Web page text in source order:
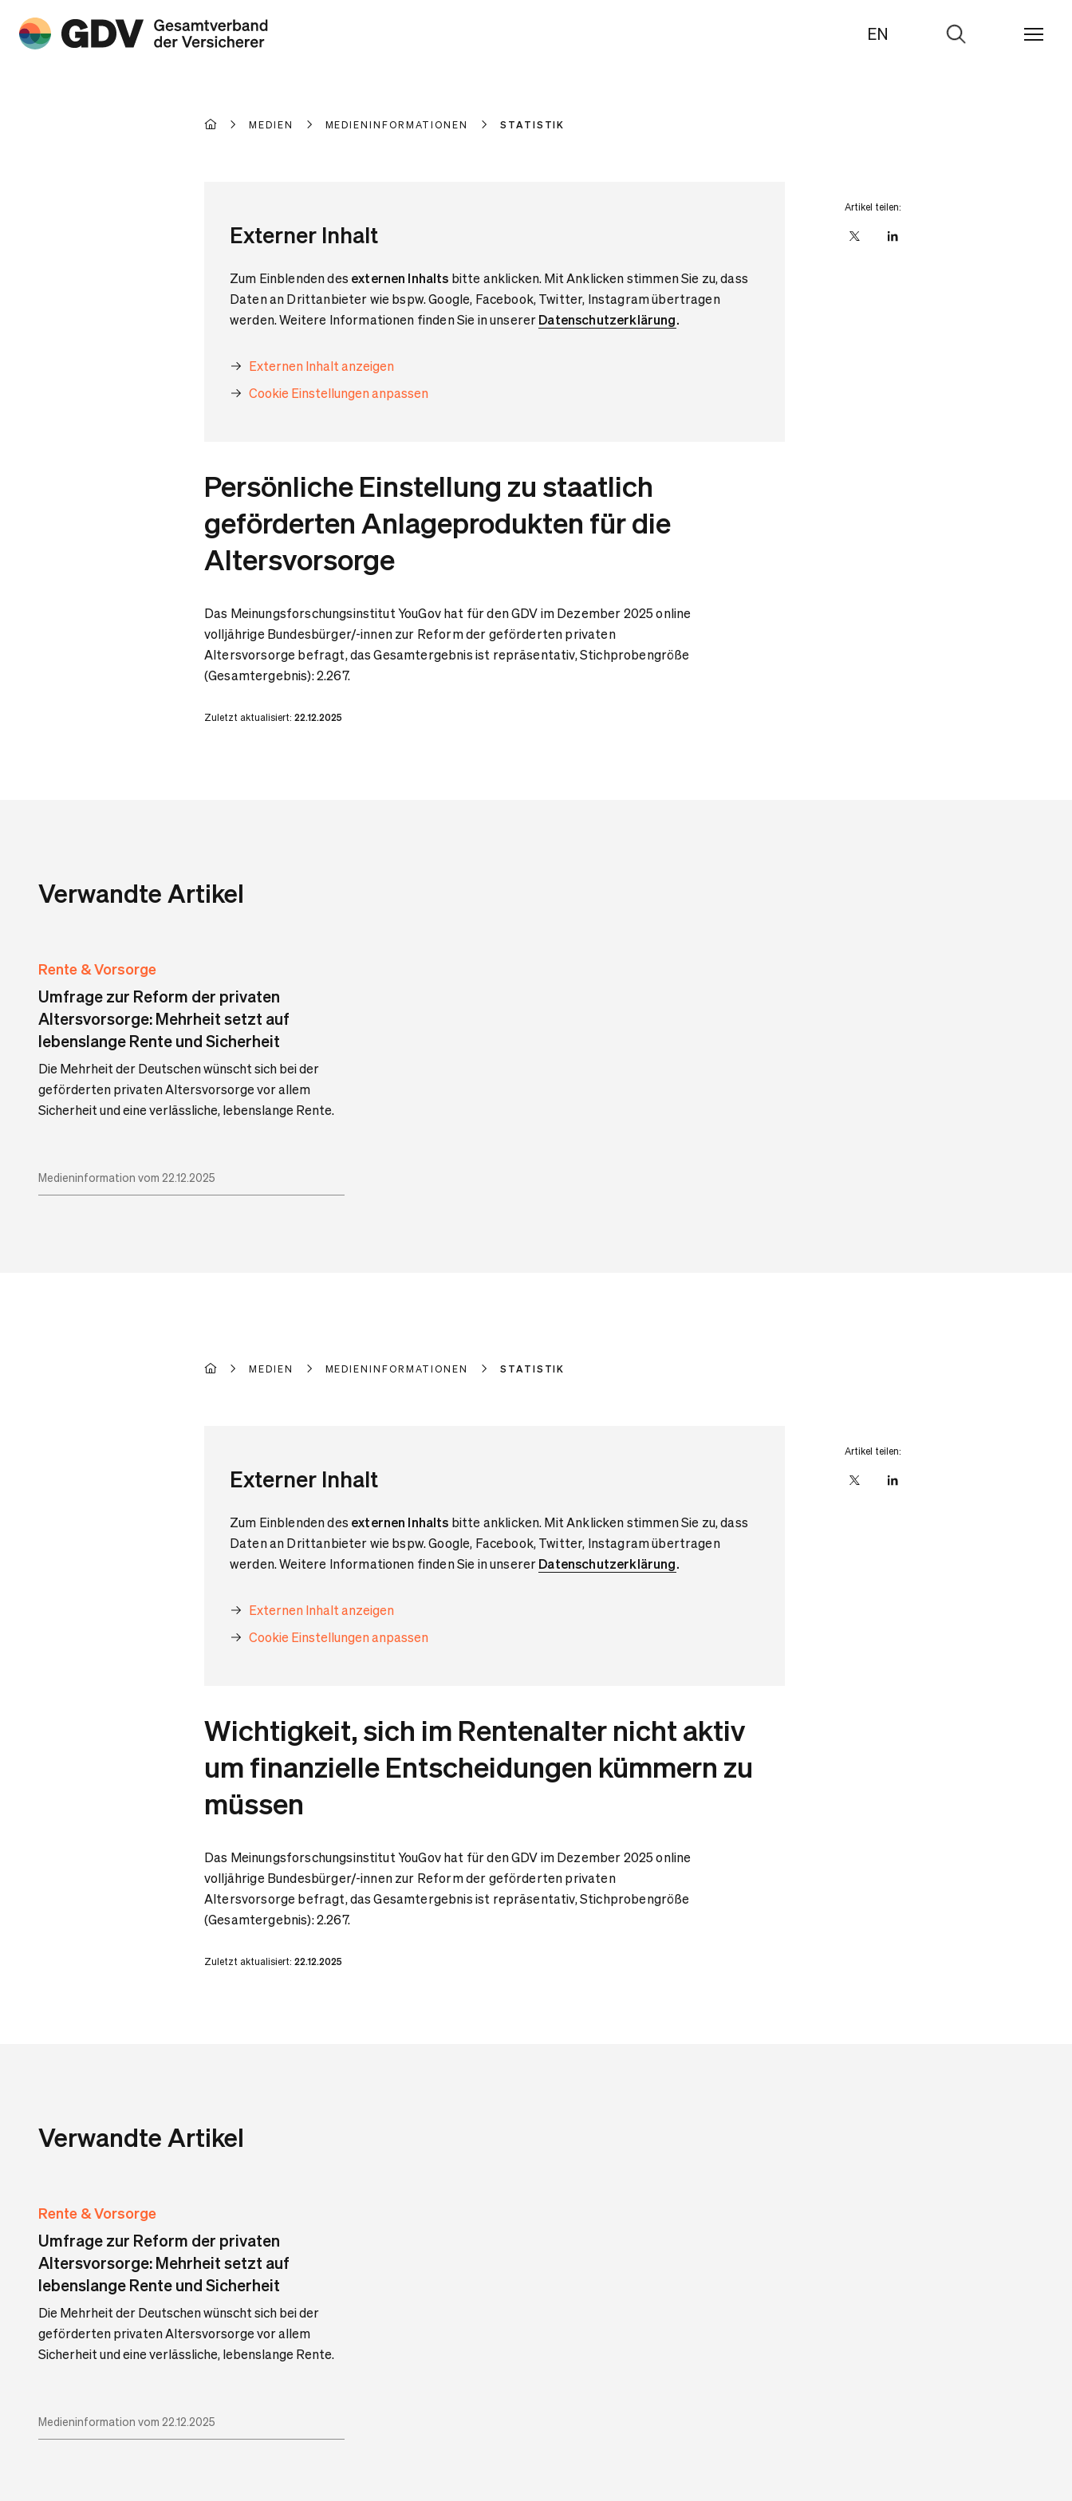
EN
Zur
MEDIEN MEDIENINFORMATIONEN STATISTIK
Externer Inhalt
Zum Einblenden des externen Inhalts bitte anklicken. Mit Anklicken stimmen Sie zu, dass
Daten an Drittanbieter wie bspw. Google, Facebook, Twitter, Instagram übertragen
werden. Weitere Informationen finden Sie in unsererDatenschutzerklärung.
Externen Inhalt anzeigen
Cookie Einstellungen anpassen
Artikel teilen:
X linkedIn
Persönliche Einstellung zu staatlich
geförderten Anlageprodukten für die
Altersvorsorge
Das Meinungsforschungsinstitut YouGov hat für den GDV im Dezember 2025 online
volljährige Bundesbürger/-innen zur Reform der geförderten privaten
Altersvorsorge befragt, das Gesamtergebnis ist repräsentativ, Stichprobengröße
(Gesamtergebnis): 2.267.
Zuletzt aktualisiert: 22.12.2025
Verwandte Artikel
Rente & Vorsorge
Umfrage zur Reform der privaten
Altersvorsorge: Mehrheit setzt auf
lebenslange Rente und Sicherheit
Die Mehrheit der Deutschen wünscht sich bei der
geförderten privaten Altersvorsorge vor allem
Sicherheit und eine verlässliche, lebenslange Rente.
Medieninformation vom 22.12.2025
MEDIEN MEDIENINFORMATIONEN STATISTIK
Externer Inhalt
Zum Einblenden des externen Inhalts bitte anklicken. Mit Anklicken stimmen Sie zu, dass
Daten an Drittanbieter wie bspw. Google, Facebook, Twitter, Instagram übertragen
werden. Weitere Informationen finden Sie in unsererDatenschutzerklärung.
Externen Inhalt anzeigen
Cookie Einstellungen anpassen
Artikel teilen:
X linkedIn
Wichtigkeit, sich im Rentenalter nicht aktiv
um finanzielle Entscheidungen kümmern zu
müssen
Das Meinungsforschungsinstitut YouGov hat für den GDV im Dezember 2025 online
volljährige Bundesbürger/-innen zur Reform der geförderten privaten
Altersvorsorge befragt, das Gesamtergebnis ist repräsentativ, Stichprobengröße
(Gesamtergebnis): 2.267.
Zuletzt aktualisiert: 22.12.2025
Verwandte Artikel
Rente & Vorsorge
Umfrage zur Reform der privaten
Altersvorsorge: Mehrheit setzt auf
lebenslange Rente und Sicherheit
Die Mehrheit der Deutschen wünscht sich bei der
geförderten privaten Altersvorsorge vor allem
Sicherheit und eine verlässliche, lebenslange Rente.
Medieninformation vom 22.12.2025